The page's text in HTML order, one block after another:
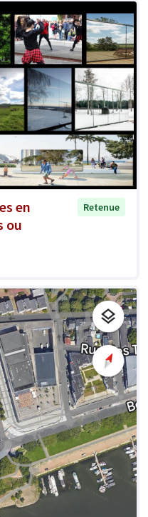
en
ou
Retenue